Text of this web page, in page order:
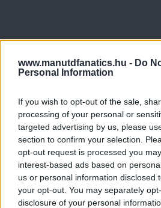
www.manutdfanatics.hu - Do
Personal Information
If you wish to opt-out of the sale,
processing of your personal or
targeted advertising by us, please
section to confirm your selection.
opt-out request is processed you
interest-based ads based on
us or personal information disclosed
your opt-out. You may separately
disclosure of your personal